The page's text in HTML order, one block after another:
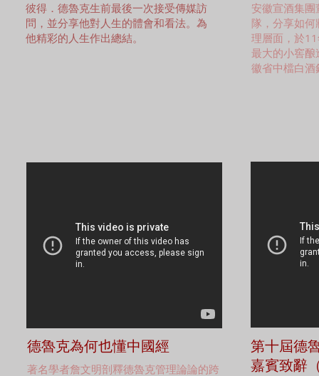
彼得．德魯克生前最後一次接受傳媒訪
問，並分享他對人生的體會和看法。為
他精彩的人生作出總結。
安徽宣酒集
隊，分享如
理層面，於
最大的小窖
徽省中檔白
德魯克為何也懂中國經
著名學者詹文明剖釋德魯克管理論論的跨
第十屆德
嘉賓致辭